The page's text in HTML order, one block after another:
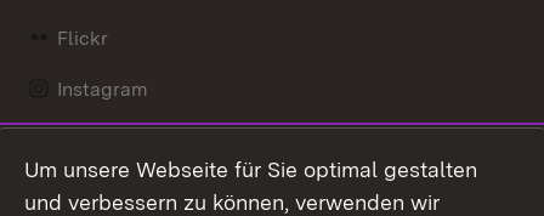
Flickr
Instagram
Mastodon
Um unsere Webseite für Sie optimal gestalten
und verbessern zu können, verwenden wir